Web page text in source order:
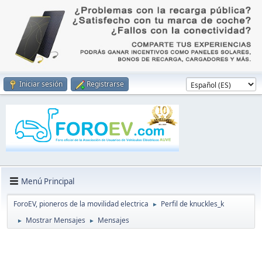
Iniciar sesión Registrarse
Menú Principal
ForoEV, pioneros de la movilidad electrica ► Perfil de knuckles_k
► Mostrar Mensajes ► Mensajes